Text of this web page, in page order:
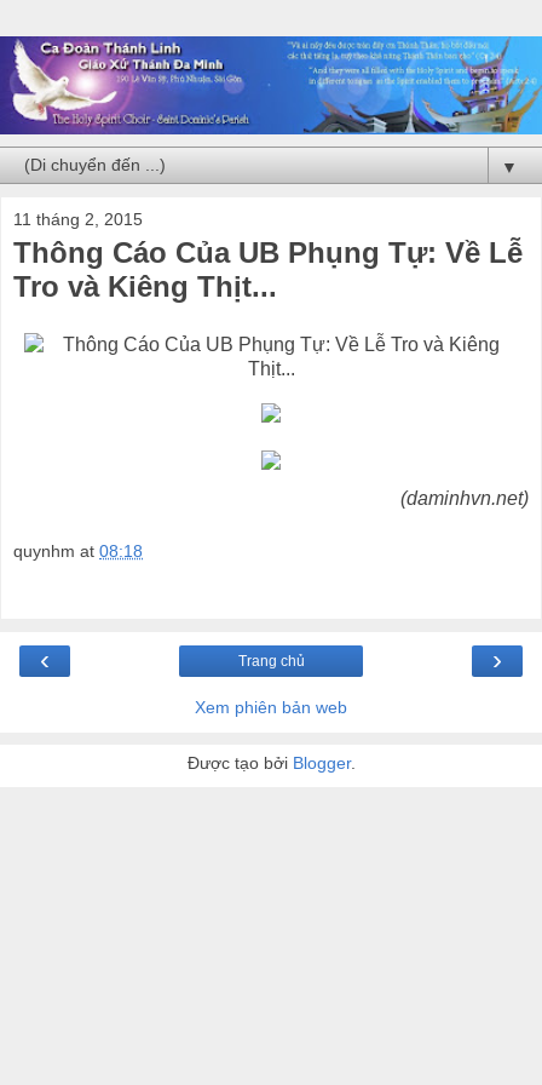
▼
11 tháng 2, 2015
Thông Cáo Của UB Phụng Tự: Về Lễ
Tro và Kiêng Thịt...
(daminhvn.net)
quynhm at 08:18
‹ ›
Trang chủ
Xem phiên bản web
Được tạo bởi Blogger.